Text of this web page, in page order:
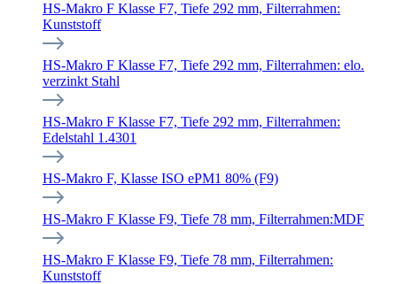
HS-Makro F Klasse F7, Tiefe 292 mm, Filterrahmen:
Kunststoff
HS-Makro F Klasse F7, Tiefe 292 mm, Filterrahmen: elo.
verzinkt Stahl
HS-Makro F Klasse F7, Tiefe 292 mm, Filterrahmen:
Edelstahl 1.4301
HS-Makro F, Klasse ISO ePM1 80% (F9)
HS-Makro F Klasse F9, Tiefe 78 mm, Filterrahmen:MDF
HS-Makro F Klasse F9, Tiefe 78 mm, Filterrahmen:
Kunststoff